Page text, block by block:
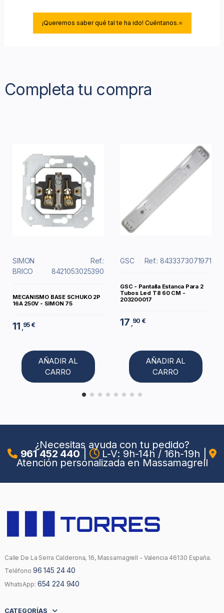
¡Queremos saber qué tal te ha ido! Cuéntanos.⭐
Completa tu compra
SIMON
BRICO
Ref.:
8421053025390
MECANISMO BASE SCHUKO 2P
16A 250V - SIMON 75
11 ,95 €
AÑADIR AL
CARRO
GSC Ref.: 8433373071971
GSC - Pantalla Estanca Para 2
Tubos Led T8 60 CM -
203200017
17 ,90 €
AÑADIR AL
CARRO
¿Necesitas ayuda con tu pedido?
961 452 440 L-V: 9h-14h / 16h-19h
Atención personalizada en Massamagrell
Calle De La Serra Calderona, 16, Massamagrell - Valencia 46130 España.
Teléfono 96 145 24 40
WhatsApp: 654 224 940
CATEGORÍAS